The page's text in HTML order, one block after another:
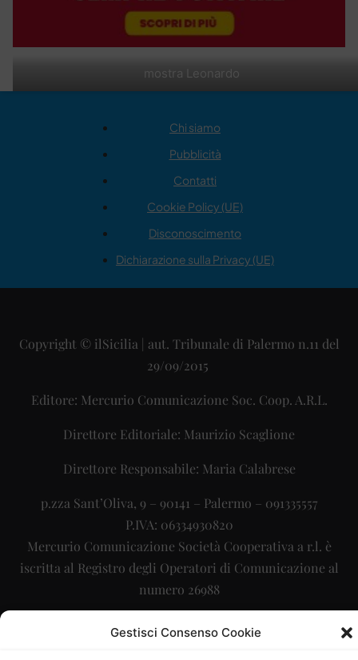
Gestisci Consenso Cookie
mostra Leonardo
Chi siamo
Pubblicità
Contatti
Cookie Policy (UE)
Disconoscimento
Dichiarazione sulla Privacy (UE)
Copyright © ilSicilia | aut. Tribunale di Palermo n.11 del
29/09/2015
Editore: Mercurio Comunicazione Soc. Coop. A.R.L.
Direttore Editoriale: Maurizio Scaglione
Direttore Responsabile: Maria Calabrese
p.zza Sant’Oliva, 9 – 90141 – Palermo – 091335557
P.IVA: 06334930820
Mercurio Comunicazione Società Cooperativa a r.l. è
iscritta al Registro degli Operatori di Comunicazione al
numero 26988
La Digitale srl info@ladigitale.it